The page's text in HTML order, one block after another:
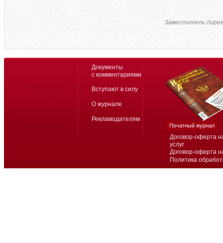
Заместитель
Договор-оферта
услуг
Договор-оферта
Политика
Документы
с комментариями
Вступают в силу
О журнале
Рекламодателям
Печатный журнал